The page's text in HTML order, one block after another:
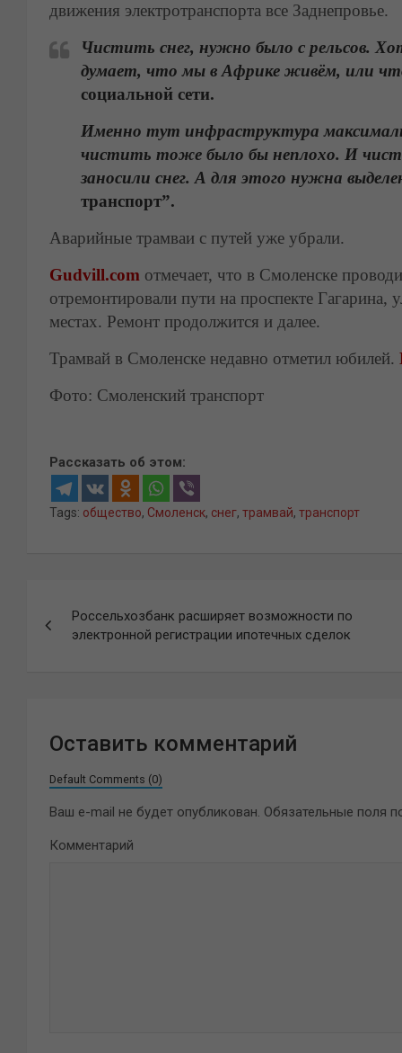
движения электротранспорта все Заднепровье.
Чистить снег, нужно было с рельсов.
думает, что мы в Африке живём, или
социальной сети.
Именно тут инфраструктура
чистить тоже было бы неплохо. И
заносили снег. А для этого нужна
транспорт”.
Аварийные трамваи с путей уже убрали.
Gudvill.com отмечает, что в Смоленске
отремонтировали пути на проспекте
местах. Ремонт продолжится и далее.
Трамвай в Смоленске недавно отметил юбилей.
Фото: Смоленский транспорт
Рассказать об этом:
Tags: общество, Смоленск, снег, трамвай, транспорт
по
Россельхозбанк расширяет возможности по
электронной регистрации ипотечных сделок
Оставить комментарий
Default Comments (0)
Ваш e-mail не будет опубликован. Обязательные поля
Комментарий